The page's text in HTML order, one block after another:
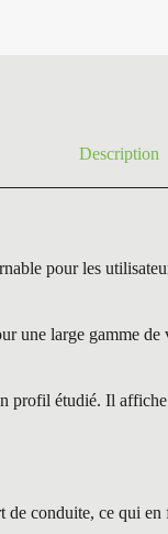
Description
pour les
une large gamme
étudié. Il
conduite, ce qui